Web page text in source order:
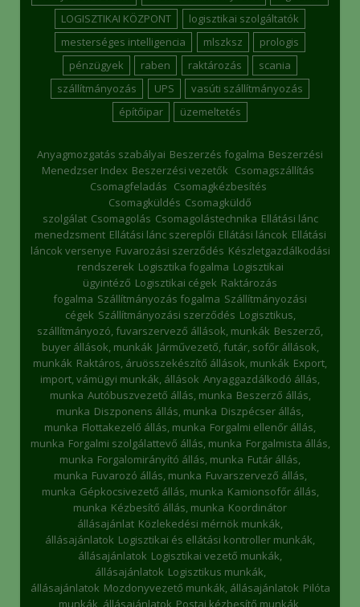
LOGISZTIKAI KÖZPONT
logisztikai szolgáltatók
mesterséges intelligencia
mlszksz
prologis
pénzügyek
raben raktározás
scania
szállítmányozás
UPS
vasúti szállítmányozás
építőipar
üzemeltetés
Anyagmozgatás szabályai Beszerzés fogalma Beszerzési
Menedzser Index Beszerzési vezetők Csomagszállítás
Csomagfeladás Csomagkézbesítés
Csomagküldés Csomagküldő
szolgálat Csomagolás Csomagolástechnika Ellátási lánc
menedzsment Ellátási lánc szereplői Ellátási láncok Ellátási
láncok versenye Fuvarozási szerződés Készletgazdálkodási
rendszerek Logisztika fogalma Logisztikai
ügyintéző Logisztikai cégek Raktározás
fogalma Szállítmányozás fogalma Szállítmányozási
cégek Szállítmányozási szerződés Logisztikus,
szállítmányozó, fuvarszervező állások, munkák Beszerző,
buyer állások, munkák Járművezető, futár, sofőr állások,
munkák Raktáros, áruösszekészítő állások, munkák Export,
import, vámügyi munkák, állások Anyaggazdálkodó állás,
munka Autóbuszvezető állás, munka Beszerző állás,
munka Diszponens állás, munka Diszpécser állás,
munka Flottakezelő állás, munka Forgalmi ellenőr állás,
munka Forgalmi szolgálattevő állás, munka Forgalmista állás,
munka Forgalomirányító állás, munka Futár állás,
munka Fuvarozó állás, munka Fuvarszervező állás,
munka Gépkocsivezető állás, munka Kamionsofőr állás,
munka Kézbesítő állás, munka Koordinátor
állásajánlat Közlekedési mérnök munkák,
állásajánlatok Logisztikai és ellátási kontroller munkák,
állásajánlatok Logisztikai vezető munkák,
állásajánlatok Logisztikus munkák,
állásajánlatok Mozdonyvezető munkák, állásajánlatok Pilóta
munkák, állásajánlatok Postai kézbesítő munkák,